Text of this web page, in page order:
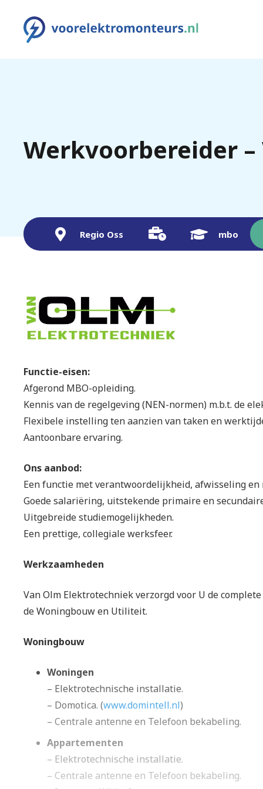
Werkvoorbereider
Regio Oss mbo
Functie-eisen:
Afgerond MBO-opleiding.
Kennis van de regelgeving (NEN-normen) m.b.t. de
Flexibele instelling ten aanzien van taken en
Aantoonbare ervaring.
Ons aanbod:
Een functie met verantwoordelijkheid, afwisseling
Goede salariëring, uitstekende primaire en
Uitgebreide studiemogelijkheden.
Een prettige, collegiale werksfeer.
Werkzaamheden
Van Olm Elektrotechniek verzorgd voor U de
de Woningbouw en Utiliteit.
Woningbouw
Woningen
– Elektrotechnische installatie.
– Domotica. (www.domintell.nl)
– Centrale antenne en Telefoon bekabeling.
Appartementen
– Elektrotechnische installatie.
– Centrale antenne en Telefoon bekabeling.